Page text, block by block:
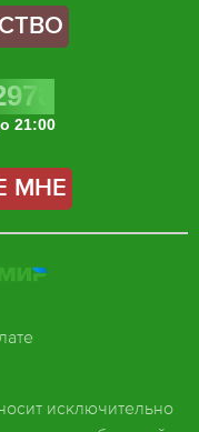
21:00
МНЕ
исключительно